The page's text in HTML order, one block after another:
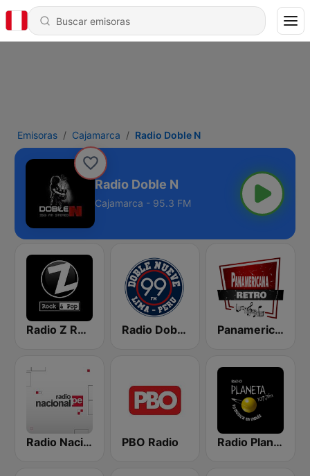
Emisoras Cajamarca Radio Doble N
Radio Doble N
Cajamarca - 95.3 FM
Radio Z Rock & Pop Radio Doble Nueve Panamericana Retro Rock
Radio Nacional PBO Radio Radio Planeta